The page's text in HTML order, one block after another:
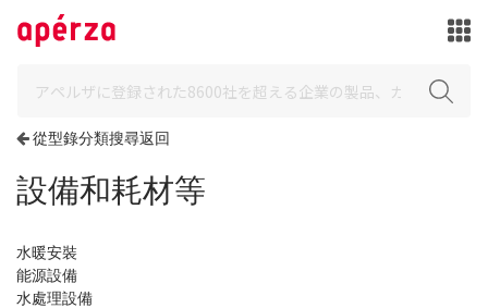
從型錄分類搜尋返回
設備和耗材等
水暖安裝
能源設備
水處理設備